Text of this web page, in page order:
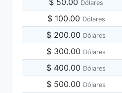
$ 50.00 Dólares
$ 100.00 Dólares
$ 200.00 Dólares
$ 300.00 Dólares
$ 400.00 Dólares
$ 500.00 Dólares